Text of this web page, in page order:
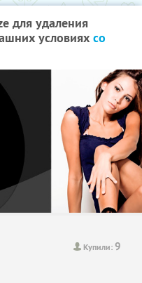
для удаления
условиях со
Купили:9